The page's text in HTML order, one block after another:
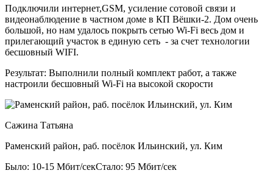
Подключили интернет,GSM, усиление сотовой связи и
видеонаблюдение в частном доме в КП Вёшки-2. Дом очень
большой, но нам удалось покрыть сетью Wi-Fi весь дом и
прилегающий участок в единую сеть - за счет технологии
бесшовный WIFI.
Результат: Выполнили полный комплект работ, а также
настроили бесшовный Wi-Fi на высокой скорости
Сажина Татьяна
Раменский район, раб. посёлок Ильинский, ул. Ким
Было: 10-15 Мбит/секСтало: 95 Мбит/сек